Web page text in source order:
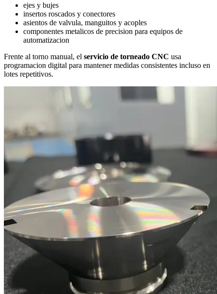
ejes y bujes
insertos roscados y conectores
asientos de valvula, manguitos y acoples
componentes metalicos de precision para equipos de
automatizacion
Frente al torno manual, el servicio de torneado CNC usa
programacion digital para mantener medidas consistentes incluso en
lotes repetitivos.